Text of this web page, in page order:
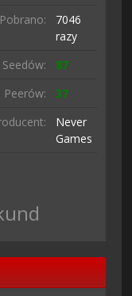
Pobrano:
7046
razy
Seedów:
87
Peerów:
37
Never
Games